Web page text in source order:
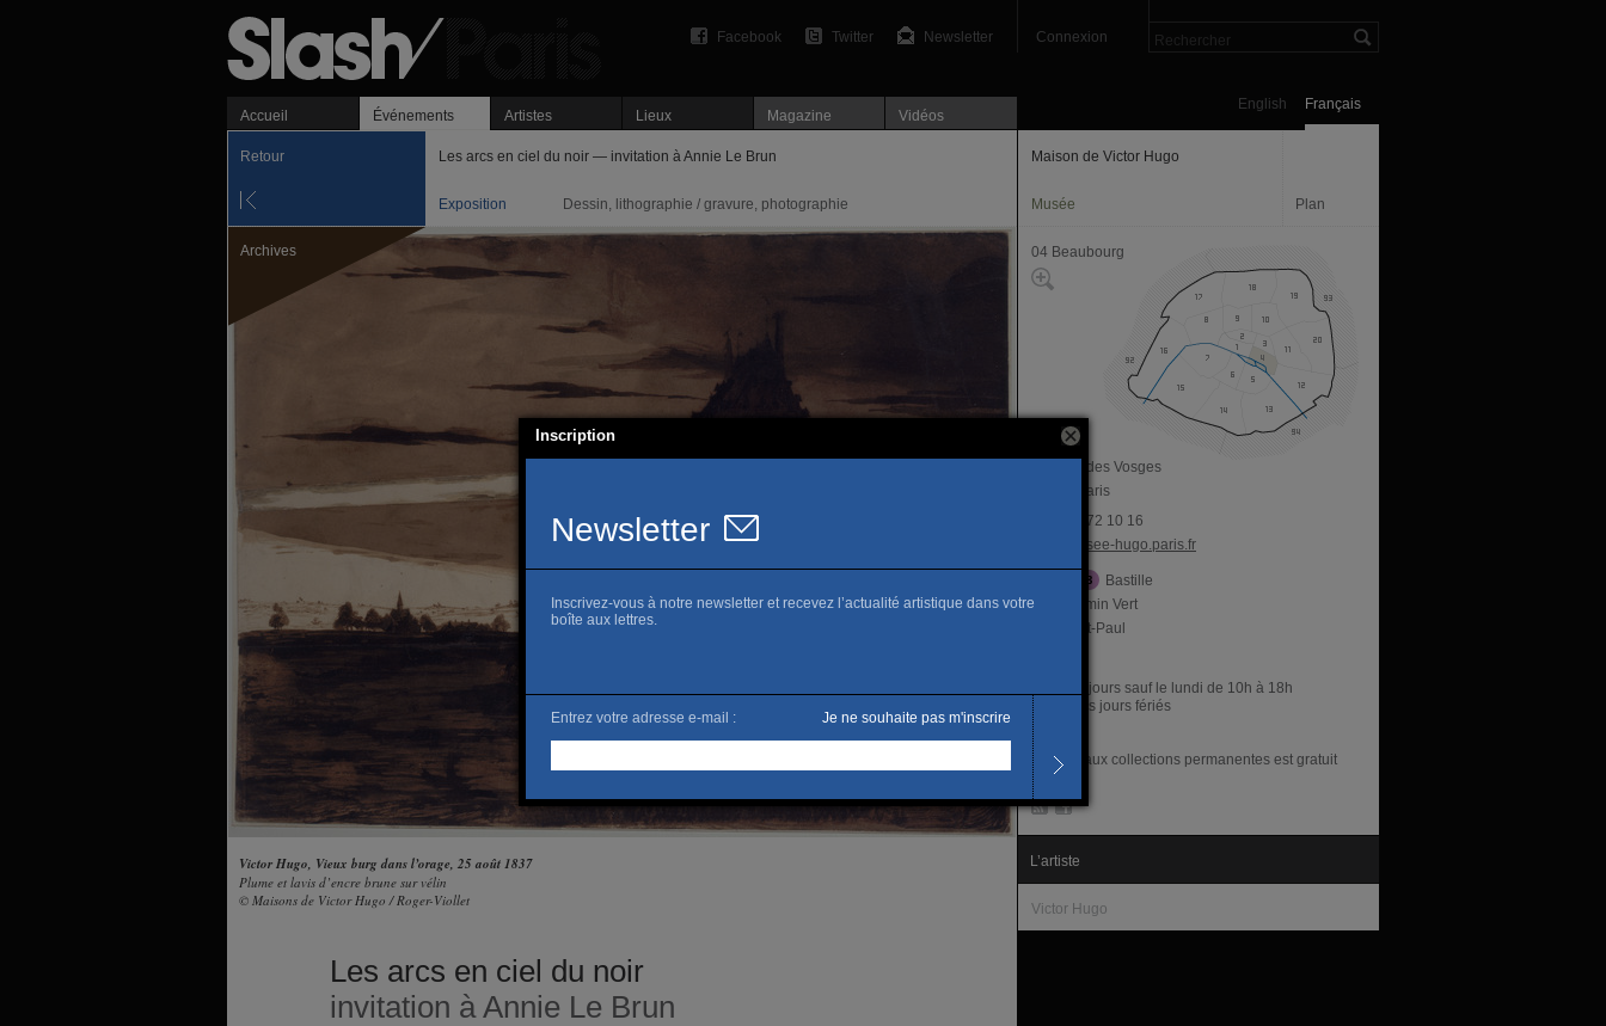
Connexion
Newsletter
Twitter
Facebook
Français
English
Accueil Événements Artistes Lieux Magazine Vidéos
Retour Les arcs en ciel du noir — invitation à Annie Le Brun
Exposition Dessin, lithographie / gravure, photographie
Archives
Victor Hugo, Vieux burg dans l’orage, 25 août 1837
Plume et lavis d’encre brune sur vélin
© Maisons de Victor Hugo / Roger-Viollet
Les arcs en ciel du noir
invitation à Annie Le Brun
Maison de Victor Hugo
Musée Plan
04 Beaubourg
6, place des Vosges
75004 Paris
T. 01 42 72 10 16
www.musee-hugo.paris.fr
Bastille
Chemin Vert
Saint-Paul
Tous les jours sauf le lundi de 10h à 18h
Fermé les jours fériés
Tarifs
L’accès aux collections permanentes est gratuit
L’artiste
Victor Hugo
Inscription